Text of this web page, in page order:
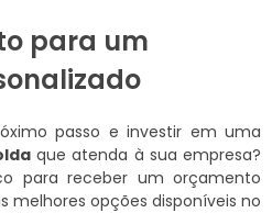
para um
passo e investir em uma
que atenda à sua empresa?
para receber um orçamento
melhores opções disponíveis no